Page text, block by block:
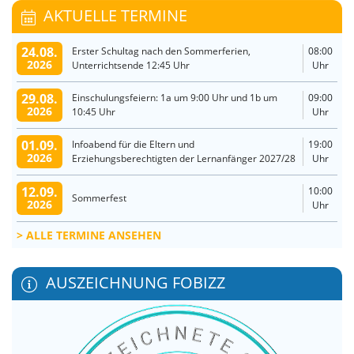
AKTUELLE TERMINE
24.08.
2026
Erster Schultag nach den Sommerferien,
Unterrichtsende 12:45 Uhr
08:00
Uhr
29.08.
2026
Einschulungsfeiern: 1a um 9:00 Uhr und 1b um
10:45 Uhr
09:00
Uhr
01.09.
2026
Infoabend für die Eltern und
Erziehungsberechtigten der Lernanfänger 2027/28
19:00
Uhr
12.09.
2026 Sommerfest
10:00
Uhr
ALLE TERMINE ANSEHEN
AUSZEICHNUNG FOBIZZ